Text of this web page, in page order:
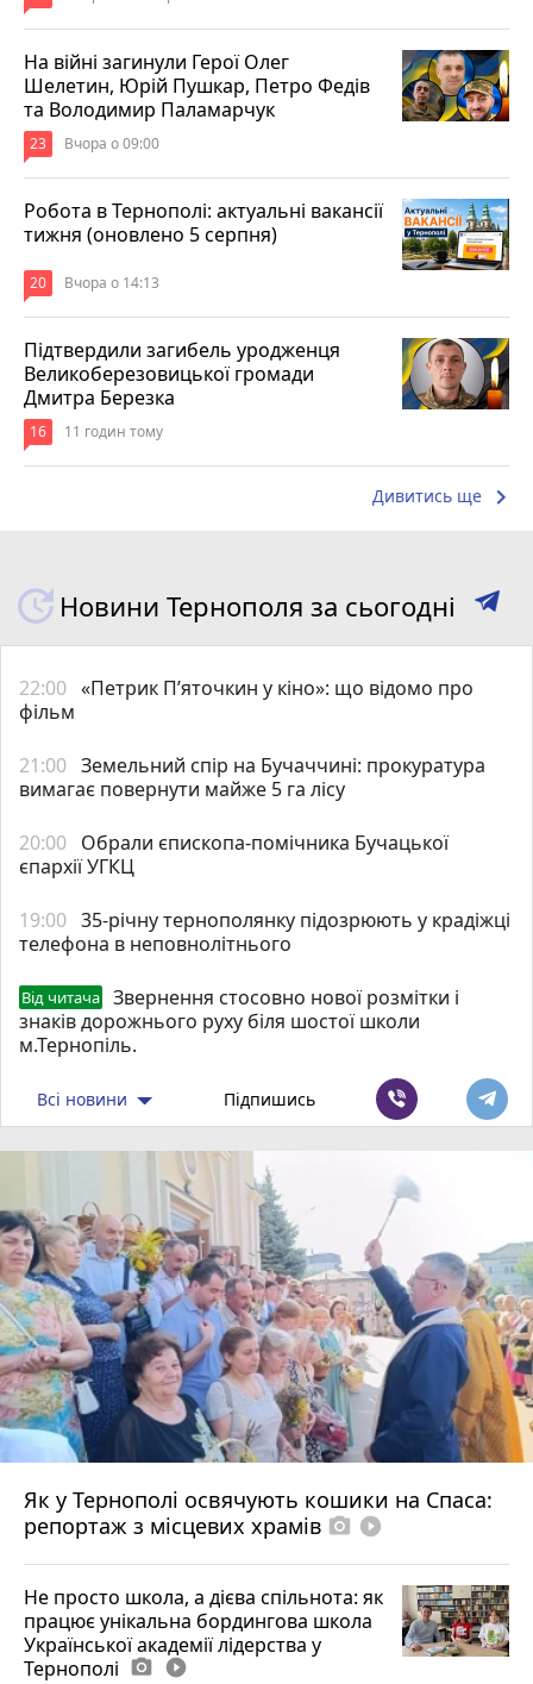
На війні загинули Герої Олег
Шелетин, Юрій Пушкар, Петро Федів
та Володимир Паламарчук
23 Вчора о 09:00
Робота в Тернополі: актуальні вакансії
тижня (оновлено 5 серпня)
20 Вчора о 14:13
Підтвердили загибель уродженця
Великоберезовицької громади
Дмитра Березка
16 11 годин тому
Дивитись ще keyboard_arrow_right
Новини Тернополя за сьогодні
22:00 «Петрик П’яточкин у кіно»: що відомо про
фільм
21:00 Земельний спір на Бучаччині: прокуратура
вимагає повернути майже 5 га лісу
20:00 Обрали єпископа-помічника Бучацької
єпархії УГКЦ
19:00 35-річну тернополянку підозрюють у крадіжці
телефона в неповнолітнього
Від читача
Звернення стосовно нової розмітки і
знаків дорожнього руху біля шостої школи
м.Тернопіль.
Всі новини Підпишись
Як у Тернополі освячують кошики на Спаса:
репортаж з місцевих храмів photo_camera play_circle_filled
Не просто школа, а дієва спільнота: як
працює унікальна бордингова школа
Української академії лідерства у
Тернополі photo_camera play_circle_filled